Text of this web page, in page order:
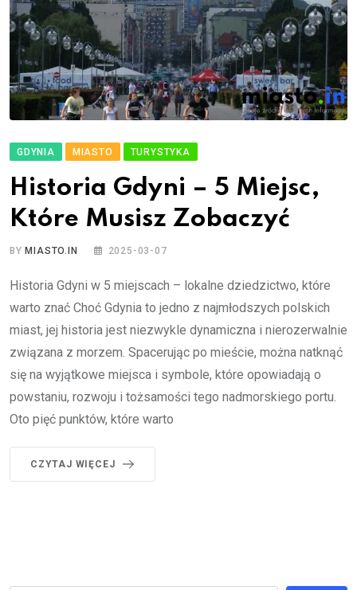
GDYNIA MIASTO TURYSTYKA
Historia Gdyni – 5 Miejsc,
Które Musisz Zobaczyć
BYMIASTO.IN 2025-03-07
Historia Gdyni w 5 miejscach – lokalne dziedzictwo, które
warto znać Choć Gdynia to jedno z najmłodszych polskich
miast, jej historia jest niezwykle dynamiczna i nierozerwalnie
związana z morzem. Spacerując po mieście, można natknąć
się na wyjątkowe miejsca i symbole, które opowiadają o
powstaniu, rozwoju i tożsamości tego nadmorskiego portu.
Oto pięć punktów, które warto
CZYTAJ WIĘCEJ